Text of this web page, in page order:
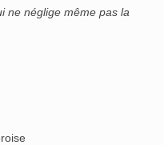
ne néglige même pas la